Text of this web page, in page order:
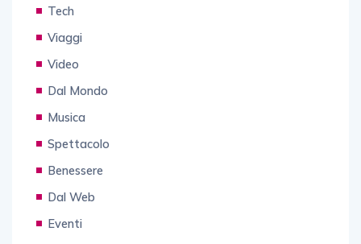
Tech
Viaggi
Video
Dal Mondo
Musica
Spettacolo
Benessere
Dal Web
Eventi